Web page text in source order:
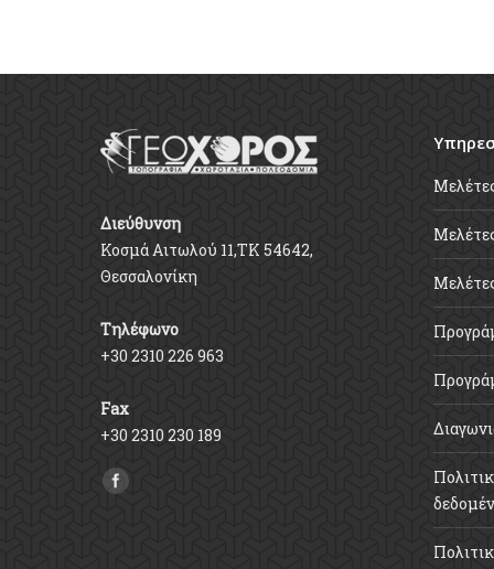
Διεύθυνση
Κοσμά Αιτωλού 11,ΤΚ 54642,
Θεσσαλονίκη
Τηλέφωνο
+30 2310 226 963
Fax
+30 2310 230 189
Find us on: